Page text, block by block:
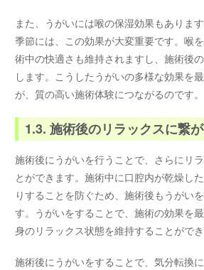
また、うがいには喉の保湿効果もありま
季節には、この効果が大変重要です。喉
術中の快適さも維持されますし、施術後
します。こうしたうがいの多様な効果を
が、質の高い施術体験につながるのです。
1.3. 施術後のリラックスに繋
施術後にうがいを行うことで、さらにリ
とができます。施術中に口腔内が乾燥し
りすることを防ぐため、施術後もうがい
す。うがいをすることで、施術の効果を
身のリラックス状態を維持することができ
施術後にうがいをすることで、気分転換